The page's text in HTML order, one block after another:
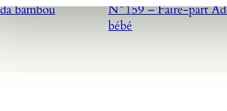
N°159 – Faire-part
bébé